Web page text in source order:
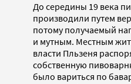
До середины 19 века
производили путем
потому получаемый
и мутным. Местным
власти Пльзеня
собственную
было вариться по